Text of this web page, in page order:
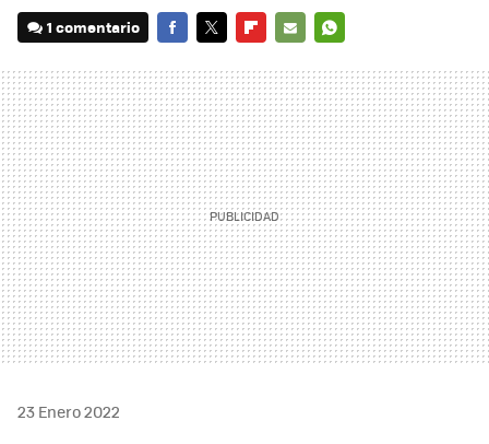
1 comentario
MAIL
23 Enero 2022